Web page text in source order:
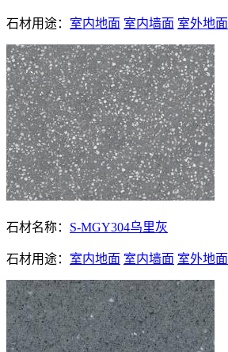
石材用途： 室内地面 室内墙面 室外地面
石材名称： S-MGY304乌里灰
石材用途： 室内地面 室内墙面 室外地面